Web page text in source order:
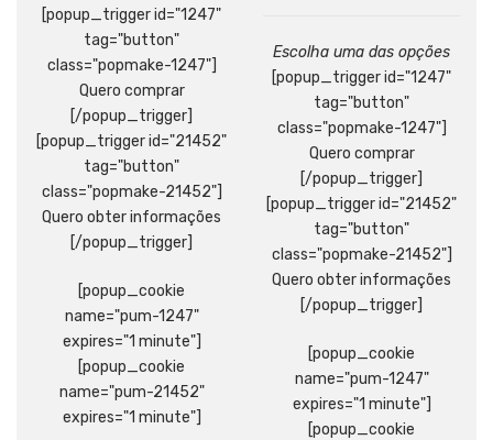
[popup_trigger id="1247"
tag="button"
class="popmake-1247"]
Quero comprar
[/popup_trigger]
[popup_trigger id="21452"
tag="button"
class="popmake-21452"]
Quero obter informações
[/popup_trigger]
[popup_cookie
name="pum-1247"
expires="1 minute"]
[popup_cookie
name="pum-21452"
expires="1 minute"]
Escolha uma das opções
[popup_trigger id="1247"
tag="button"
class="popmake-1247"]
Quero comprar
[/popup_trigger]
[popup_trigger id="21452"
tag="button"
class="popmake-21452"]
Quero obter informações
[/popup_trigger]
[popup_cookie
name="pum-1247"
expires="1 minute"]
[popup_cookie